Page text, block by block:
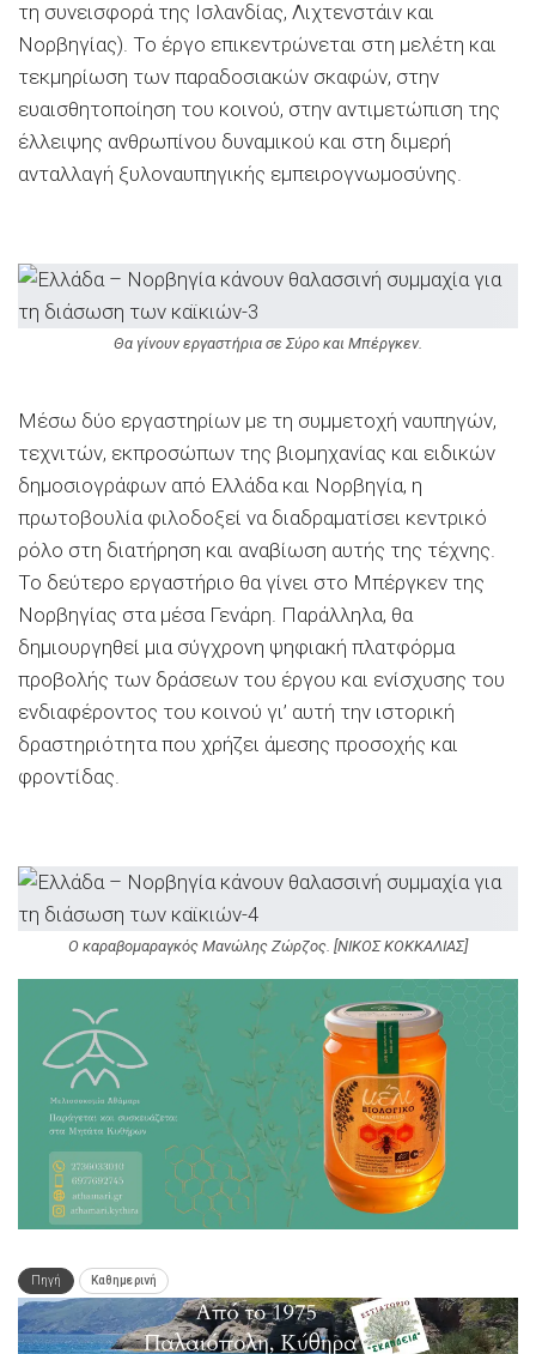
τη συνεισφορά της Ισλανδίας, Λιχτενστάιν και
Νορβηγίας). Το έργο επικεντρώνεται στη μελέτη και
τεκμηρίωση των παραδοσιακών σκαφών, στην
ευαισθητοποίηση του κοινού, στην αντιμετώπιση της
έλλειψης ανθρωπίνου δυναμικού και στη διμερή
ανταλλαγή ξυλοναυπηγικής εμπειρογνωμοσύνης.
Θα γίνουν εργαστήρια σε Σύρο και Μπέργκεν.
Μέσω δύο εργαστηρίων με τη συμμετοχή ναυπηγών,
τεχνιτών, εκπροσώπων της βιομηχανίας και ειδικών
δημοσιογράφων από Ελλάδα και Νορβηγία, η
πρωτοβουλία φιλοδοξεί να διαδραματίσει κεντρικό
ρόλο στη διατήρηση και αναβίωση αυτής της τέχνης.
Το δεύτερο εργαστήριο θα γίνει στο Μπέργκεν της
Νορβηγίας στα μέσα Γενάρη. Παράλληλα, θα
δημιουργηθεί μια σύγχρονη ψηφιακή πλατφόρμα
προβολής των δράσεων του έργου και ενίσχυσης του
ενδιαφέροντος του κοινού γι’ αυτή την ιστορική
δραστηριότητα που χρήζει άμεσης προσοχής και
φροντίδας.
Ο καραβομαραγκός Μανώλης Ζώρζος. [ΝΙΚΟΣ ΚΟΚΚΑΛΙΑΣ]
Πηγή Καθημερινή